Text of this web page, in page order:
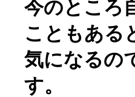
今のところ
こともある
気になるの
す。